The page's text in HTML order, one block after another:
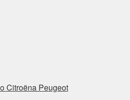
Citroëna Peugeot